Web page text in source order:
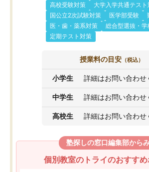
高校受験対策
大学入学共通テスト
国公立2次試験対策
医学部受験
医・歯・薬系対策
総合型選抜・
定期テスト対策
授業料の目安 （税込）
小学生 詳細はお問い合わせ
中学生 詳細はお問い合わせ
高校生 詳細はお問い合わせ
塾探しの窓口編集部から
個別教室のトライのおすすめ